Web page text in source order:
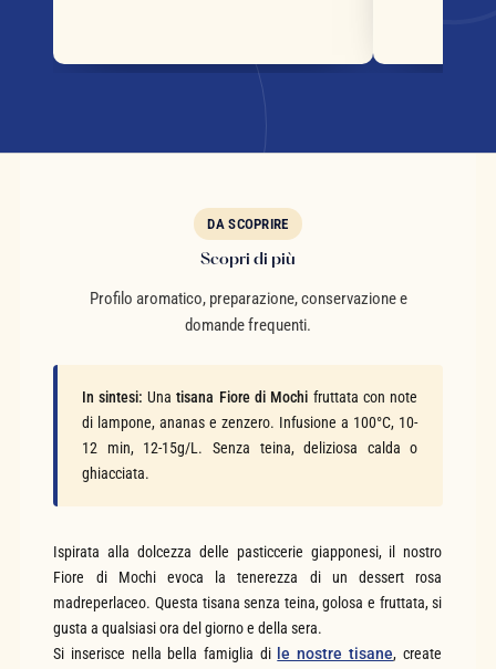
DA SCOPRIRE
Scopri di più
Profilo aromatico, preparazione, conservazione e
domande frequenti.
In sintesi: Unatisana Fiore di Mochi fruttata con note
di lampone, ananas e zenzero. Infusione a 100°C, 10-
12 min, 12-15g/L. Senza teina, deliziosa calda o
ghiacciata.
Ispirata alla dolcezza delle pasticcerie giapponesi, il nostro
Fiore di Mochi evoca la tenerezza di un dessert rosa
madreperlaceo. Questa tisana senza teina, golosa e fruttata, si
gusta a qualsiasi ora del giorno e della sera.
Si inserisce nella bella famiglia di le nostre tisane, create